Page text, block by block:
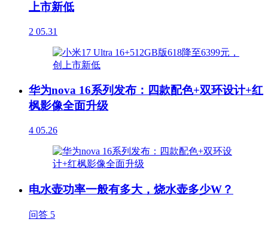
上市新低
2 05.31
华为nova 16系列发布：四款配色+双环设计+红
枫影像全面升级
4 05.26
电水壶功率一般有多大，烧水壶多少W？
问答 5